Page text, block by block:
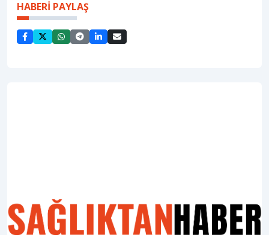
HABERİ PAYLAŞ